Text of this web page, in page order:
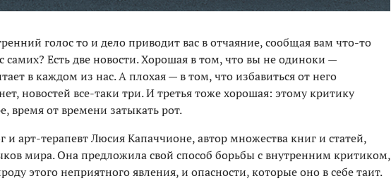
голос то и дело приводит вас в отчаяние, сообщая вам что-то
самих? Есть две новости. Хорошая в том, что вы не одиноки —
в каждом из нас. А плохая — в том, что избавиться от него
новостей все-таки три. И третья тоже хорошая: этому критику
время от времени затыкать рот.
и арт-терапевт Люсия Капаччионе, автор множества книг и статей,
мира. Она предложила свой способ борьбы с внутренним критиком,
этого неприятного явления, и опасности, которые оно в себе таит.